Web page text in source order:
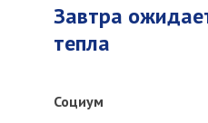
Завтра
тепла
Социум